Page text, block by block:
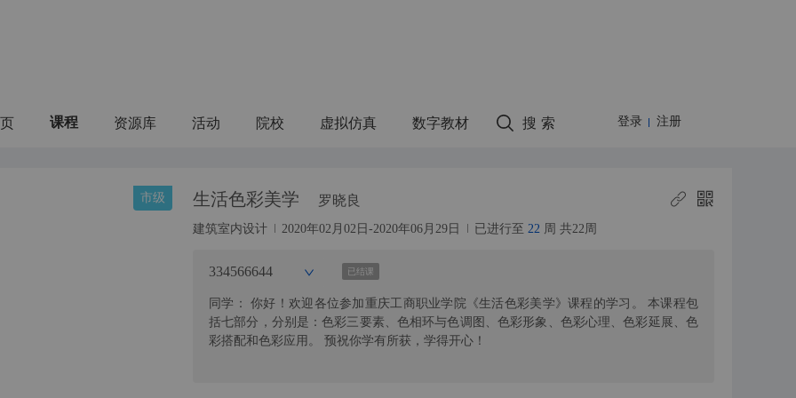
课程 资源库 活动 院校 虚拟仿真 数字教材 搜 索 登录 注册
市级 生活色彩美学 罗晓良
建筑室内设计 2020年02月02日-2020年06月29日 已进行至 22 周 共22周
334566644 已结课
同学： 你好！欢迎各位参加重庆工商职业学院《生活色彩美学》课程的学习。 本课程包
括七部分，分别是：色彩三要素、色相环与色调图、色彩形象、色彩心理、色彩延展、色
彩搭配和色彩应用。 预祝你学有所获，学得开心！